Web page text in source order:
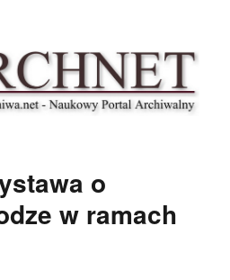
o
w ramach